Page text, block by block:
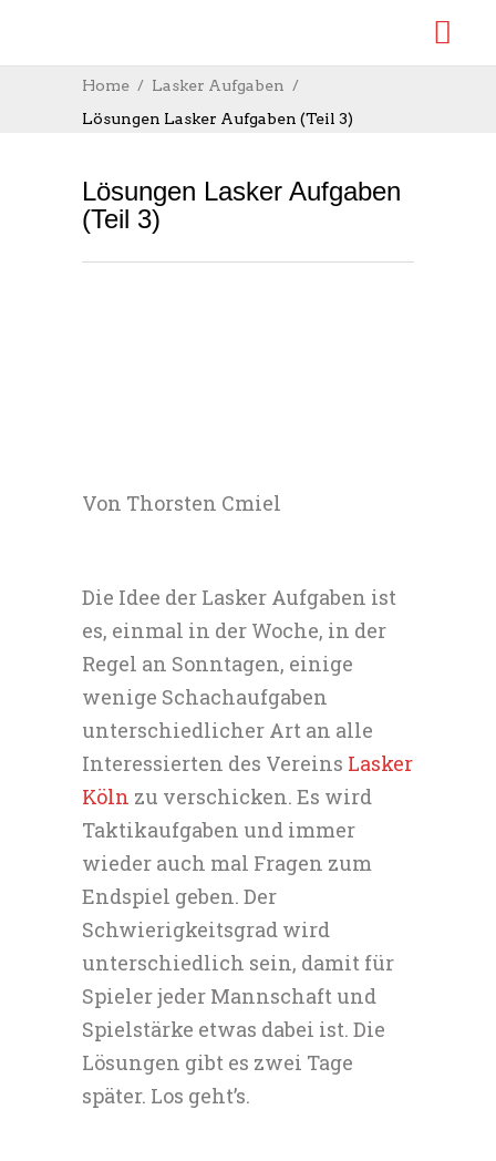
Home
Lasker Aufgaben
Lösungen Lasker Aufgaben (Teil 3)
Lösungen Lasker Aufgaben
(Teil 3)
Von Thorsten Cmiel
Die Idee der Lasker Aufgaben ist
es, einmal in der Woche, in der
Regel an Sonntagen, einige
wenige Schachaufgaben
unterschiedlicher Art an alle
Interessierten des Vereins Lasker
Köln zu verschicken. Es wird
Taktikaufgaben und immer
wieder auch mal Fragen zum
Endspiel geben. Der
Schwierigkeitsgrad wird
unterschiedlich sein, damit für
Spieler jeder Mannschaft und
Spielstärke etwas dabei ist. Die
Lösungen gibt es zwei Tage
später. Los geht’s.